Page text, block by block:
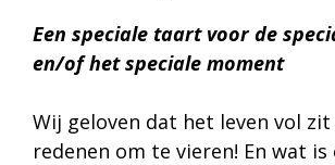
Een speciale taart voor de
en/of het speciale moment
Wij geloven dat het leven vol
redenen om te vieren! En wat